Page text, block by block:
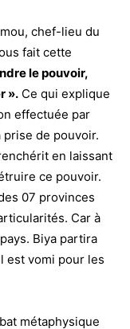
chef-lieu du
fait cette
le pouvoir,
». Ce qui explique
effectuée par
prise de pouvoir.
en laissant
ce pouvoir.
07 provinces
Car à
Biya partira
est vomi pour les
métaphysique